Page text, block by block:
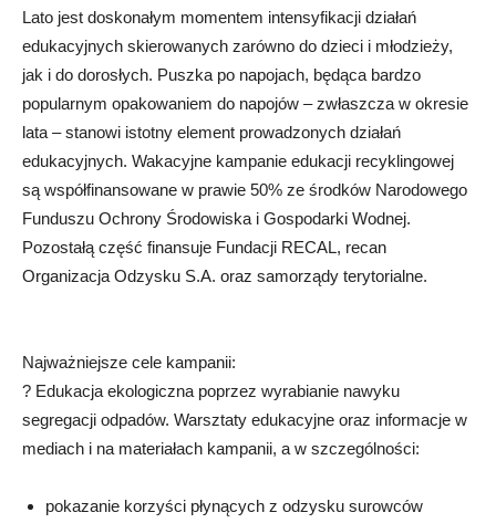
Lato jest doskonałym momentem intensyfikacji działań
edukacyjnych skierowanych zarówno do dzieci i młodzieży,
jak i do dorosłych. Puszka po napojach, będąca bardzo
popularnym opakowaniem do napojów – zwłaszcza w okresie
lata – stanowi istotny element prowadzonych działań
edukacyjnych. Wakacyjne kampanie edukacji recyklingowej
są współfinansowane w prawie 50% ze środków Narodowego
Funduszu Ochrony Środowiska i Gospodarki Wodnej.
Pozostałą część finansuje Fundacji RECAL, recan
Organizacja Odzysku S.A. oraz samorządy terytorialne.
Najważniejsze cele kampanii:
? Edukacja ekologiczna poprzez wyrabianie nawyku
segregacji odpadów. Warsztaty edukacyjne oraz informacje w
mediach i na materiałach kampanii, a w szczególności:
pokazanie korzyści płynących z odzysku surowców